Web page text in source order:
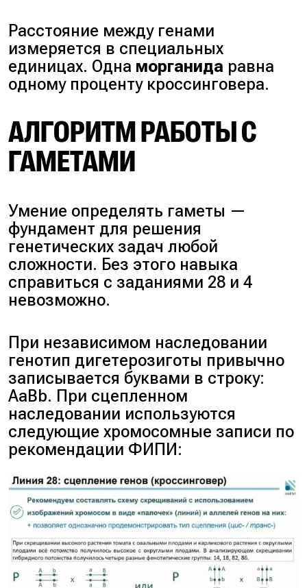
Расстояние между генами
измеряется в специальных
единицах. Одна морганида равна
одному проценту кроссинговера.
АЛГОРИТМ РАБОТЫ С
ГАМЕТАМИ
Умение определять гаметы —
фундамент для решения
генетических задач любой
сложности. Без этого навыка
справиться с заданиями 28 и 4
невозможно.
При независимом наследовании
генотип дигетерозиготы привычно
записывается буквами в строку:
AaBb. При сцепленном
наследовании используются
следующие хромосомные записи по
рекомендации ФИПИ: